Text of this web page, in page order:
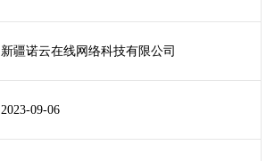
新疆诺云在线网络科技有限公司
2023-09-06